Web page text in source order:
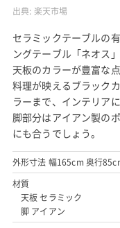
出典: 楽天市場
セラミックテーブルの
ングテーブル「ネオス」
天板のカラーが豊富な
料理が映えるブラック
ラーまで、インテリア
脚部分はアイアン製の
にも合うでしょう。
外形寸法 幅165cm 奥行
材質
天板 セラミック
脚 アイアン